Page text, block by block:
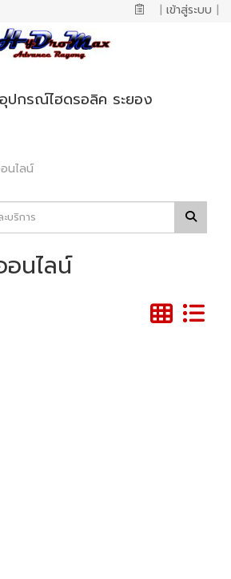
| เข้าสู่ระบบ |
ปกรณ์ไฮดรอลิค ระยอง
นไลน์
นไลน์